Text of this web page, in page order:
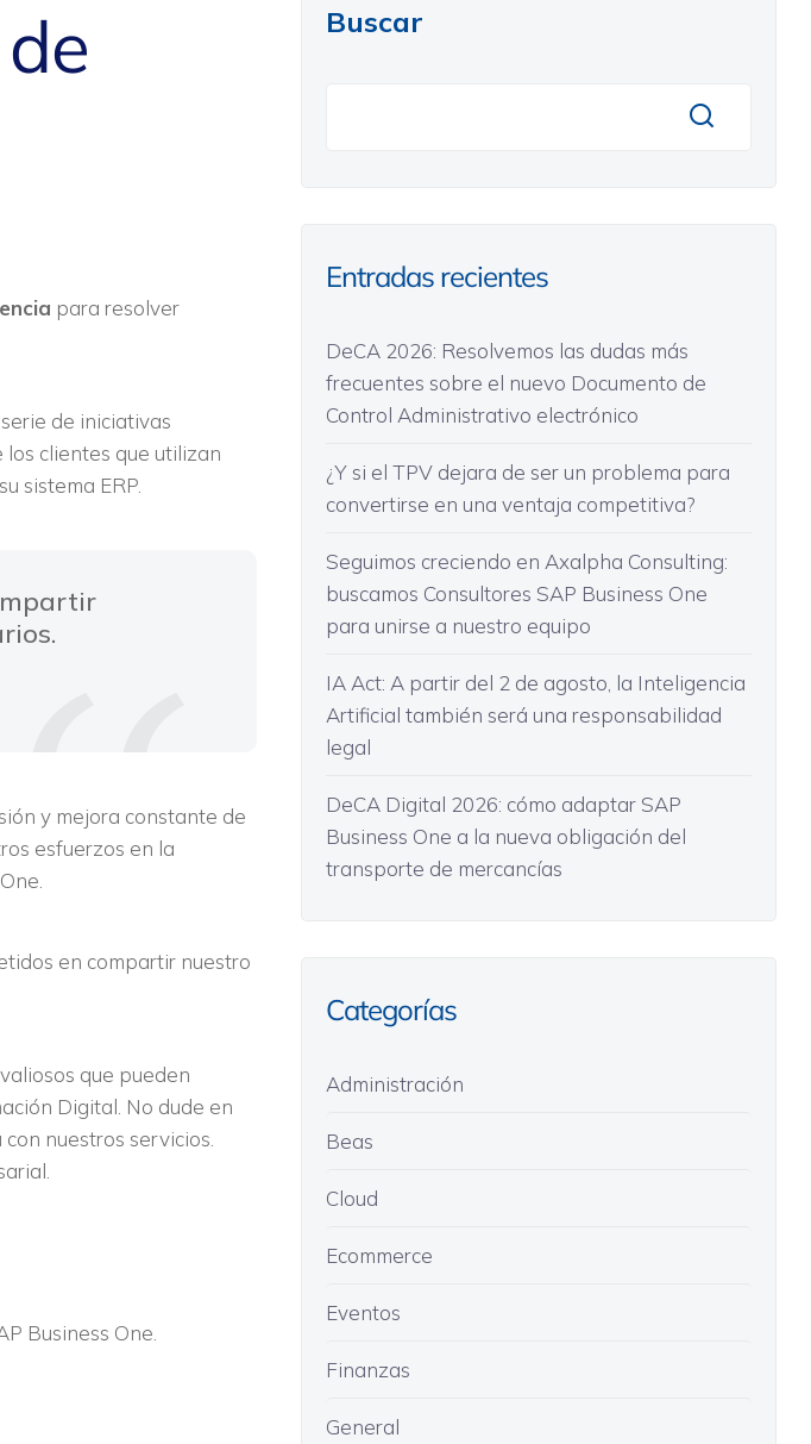
para resolver
de iniciativas
clientes que utilizan
sistema ERP.
y mejora constante de
esfuerzos en la
en compartir nuestro
que pueden
Digital. No dude en
nuestros servicios.
Business One.
Buscar
Entradas recientes
DeCA 2026: Resolvemos las dudas más
frecuentes sobre el nuevo Documento de
Control Administrativo electrónico
¿Y si el TPV dejara de ser un problema para
convertirse en una ventaja competitiva?
Seguimos creciendo en Axalpha Consulting:
buscamos Consultores SAP Business One
para unirse a nuestro equipo
IA Act: A partir del 2 de agosto, la Inteligencia
Artificial también será una responsabilidad
legal
DeCA Digital 2026: cómo adaptar SAP
Business One a la nueva obligación del
transporte de mercancías
Categorías
Administración
Beas
Cloud
Ecommerce
Eventos
Finanzas
General